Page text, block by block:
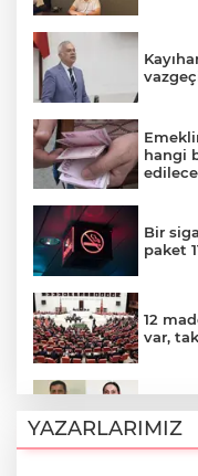
hangi
Bir
paket
12
var,
tahliye
YAZARLARIMIZ